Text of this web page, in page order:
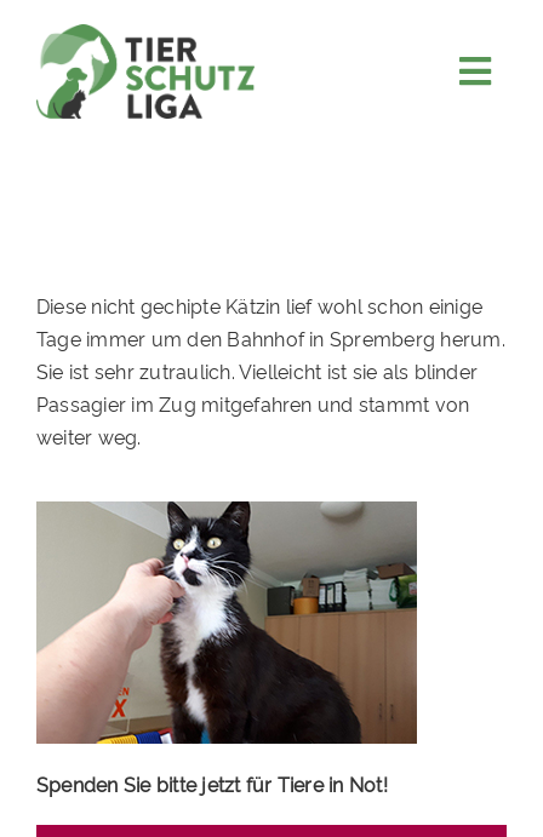
content
FÖRDERN & VERERBEN
KOOPERATIONEN
4KIDS
PATENSCHAFTEN
HELFER WERDEN
RATGEBER
Diese nicht gechipte Kätzin lief wohl schon einige
Tage immer um den Bahnhof in Spremberg herum.
Sie ist sehr zutraulich. Vielleicht ist sie als blinder
Passagier im Zug mitgefahren und stammt von
weiter weg.
Spenden Sie bitte jetzt für Tiere in Not!